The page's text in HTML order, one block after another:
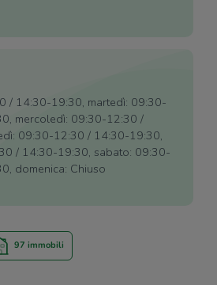
/ 14:30-19:30, martedì: 09:30-
mercoledì: 09:30-12:30 /
09:30-12:30 / 14:30-19:30,
/ 14:30-19:30, sabato: 09:30-
domenica: Chiuso
97 immobili